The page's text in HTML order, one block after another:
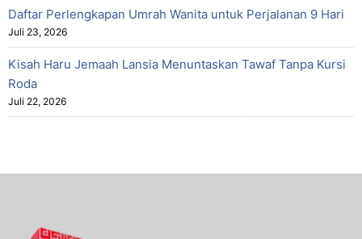
Daftar Perlengkapan Umrah Wanita untuk Perjalanan 9 Hari
Juli 23, 2026
Kisah Haru Jemaah Lansia Menuntaskan Tawaf Tanpa Kursi
Roda
Juli 22, 2026